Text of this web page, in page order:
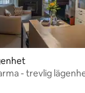
betyg, 356
- trevlig